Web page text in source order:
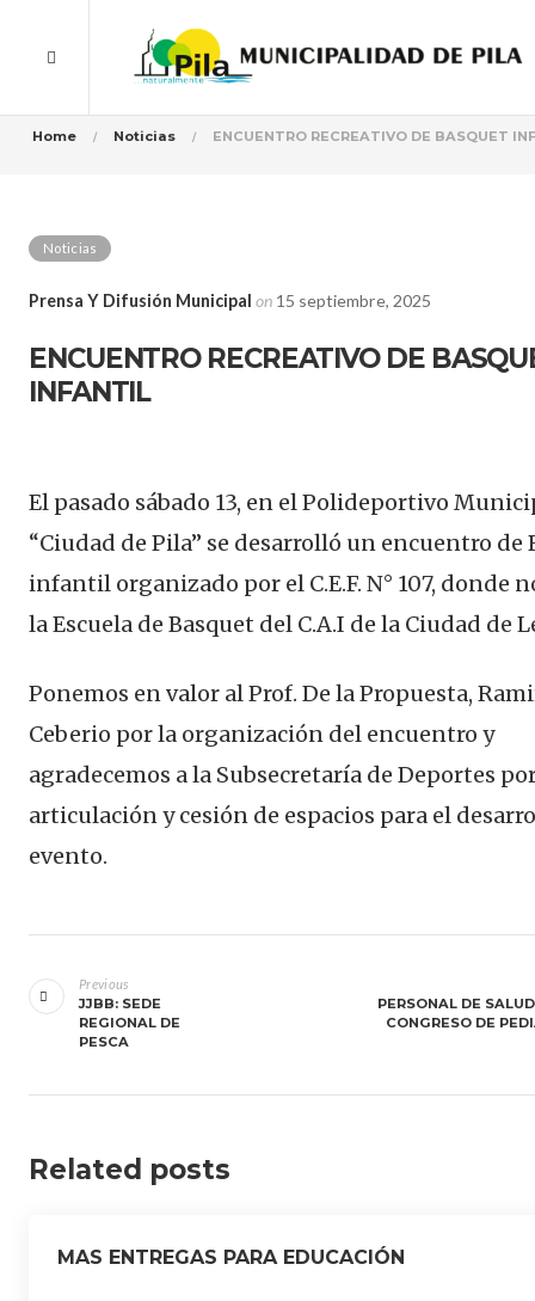
Home Noticias ENCUENTRO RECREATIVO DE BASQUET
Noticias
Prensa Y Difusión Municipal on 15 septiembre, 2025
ENCUENTRO RECREATIVO DE
INFANTIL
El pasado sábado 13, en el Polideportivo
“Ciudad de Pila” se desarrolló un encuentro de
infantil organizado por el C.E.F. N° 107, donde
la Escuela de Basquet del C.A.I de la Ciudad de
Ponemos en valor al Prof. De la Propuesta,
Ceberio por la organización del encuentro y
agradecemos a la Subsecretaría de Deportes
articulación y cesión de espacios para el
evento.
de
entradas
Previous
JJBB: SEDE
REGIONAL DE
PESCA
PERSONAL DE
CONGRESO DE
Related posts
MAS ENTREGAS PARA EDUCACIÓN